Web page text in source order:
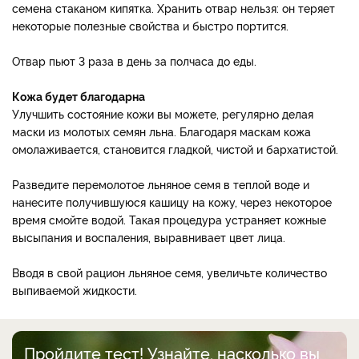
семена стаканом кипятка. Хранить отвар нельзя: он теряет
некоторые полезные свойства и быстро портится.
Отвар пьют 3 раза в день за полчаса до еды.
Кожа будет благодарна
Улучшить состояние кожи вы можете, регулярно делая
маски из молотых семян льна. Благодаря маскам кожа
омолаживается, становится гладкой, чистой и бархатистой.
Разведите перемолотое льняное семя в теплой воде и
нанесите получившуюся кашицу на кожу, через некоторое
время смойте водой. Такая процедура устраняет кожные
высыпания и воспаления, выравнивает цвет лица.
Вводя в свой рацион льняное семя, увеличьте количество
выпиваемой жидкости.
Пройдите тест! Узнайте, насколько вы